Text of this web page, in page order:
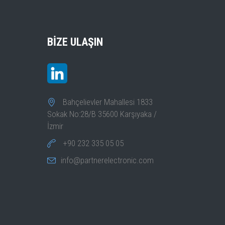
BIZE ULAŞIN
Bahçelievler Mahallesi 1833
Sokak No:28/B 35600 Karşıyaka /
İzmir
+90 232 335 05 05
info@partnerelectronic.com